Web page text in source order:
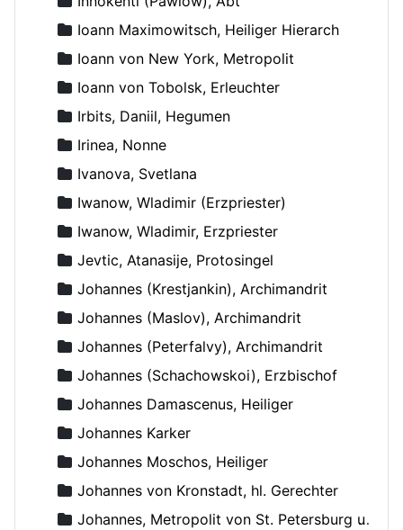
Ioann Maximowitsch, Heiliger Hierarch
Ioann von New York, Metropolit
Ioann von Tobolsk, Erleuchter
Irbits, Daniil, Hegumen
Irinea, Nonne
Ivanova, Svetlana
Iwanow, Wladimir (Erzpriester)
Iwanow, Wladimir, Erzpriester
Jevtic, Atanasije, Protosingel
Johannes (Krestjankin), Archimandrit
Johannes (Maslov), Archimandrit
Johannes (Peterfalvy), Archimandrit
Johannes (Schachowskoi), Erzbischof
Johannes Damascenus, Heiliger
Johannes Karker
Johannes Moschos, Heiliger
Johannes von Kronstadt, hl. Gerechter
Johannes, Metropolit von St. Petersburg und Ladoga